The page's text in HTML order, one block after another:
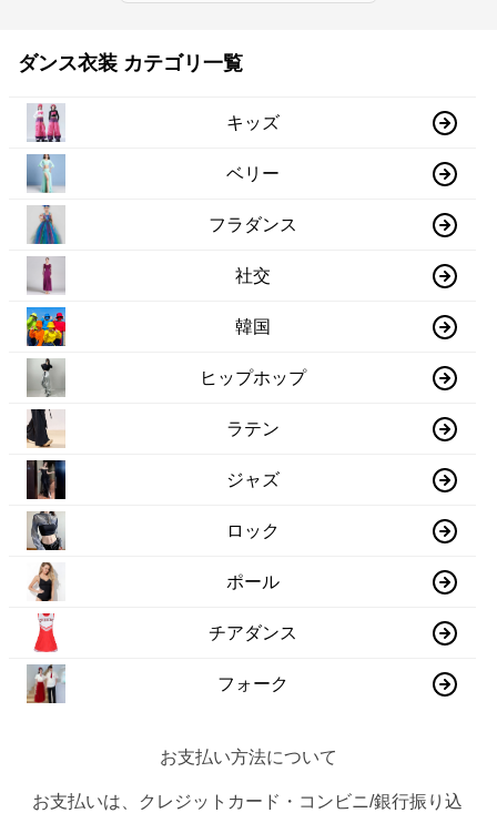
ダンス衣装 カテゴリ一覧
キッズ
ベリー
フラダンス
社交
韓国
ヒップホップ
ラテン
ジャズ
ロック
ポール
チアダンス
フォーク
お支払い方法について
お支払いは、クレジットカード・コンビニ/銀行振り込